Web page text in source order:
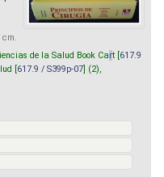
cm.
de la Salud Book Cart [ 617.9
[ 617.9 / S399p-07 ] (2),